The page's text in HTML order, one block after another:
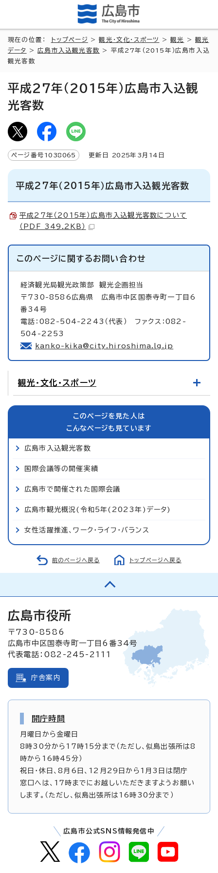
現在の位置： トップページ >観光・文化・スポーツ >観光 >観光
データ
>広島市入込観光客数 > 平成27年（2015年）広島市入込
観光客数
平成27年（2015年）広島市入込観
光客数
ページ番号 1038065 更新日 2025年3月 14 日
平成27年（2015年）広島市入込観光客数
平成27年（2015年）広島市入込観光客数について
（PDF 349.2KB）
このページに関するお問い合わせ
経済観光局観光政策部観光企画担当
〒730-8586広島県 広島市中区国泰寺町一丁目6
番34号
電話：082-504-2243（代表） ファクス：082-
504-2253
kanko-kika@city.hiroshima.lg.jp
観光・文化・スポーツ
このページを見た人は
こんなページも見ています
広島市入込観光客数
国際会議等の開催実績
広島市で開催された国際会議
広島市観光概況(令和5年(2023年)データ)
女性活躍推進、ワーク・ライフ・バランス
前のページへ戻る トップページへ戻る
広島市役所
〒730-8586
広島市中区国泰寺町一丁目6番34号
代表電話：082-245-2111
庁舎案内
開庁時間
月曜日から金曜日
8時30分から17時15分まで（ただし、似島出張所は8
時から16時45分）
祝日・休日、8月6日、12月29日から1月3日は閉庁
窓口へは、17時までにお越しいただきますようお願い
します。（ただし、似島出張所は16時30分まで）
広島市公式SNS情報発信中